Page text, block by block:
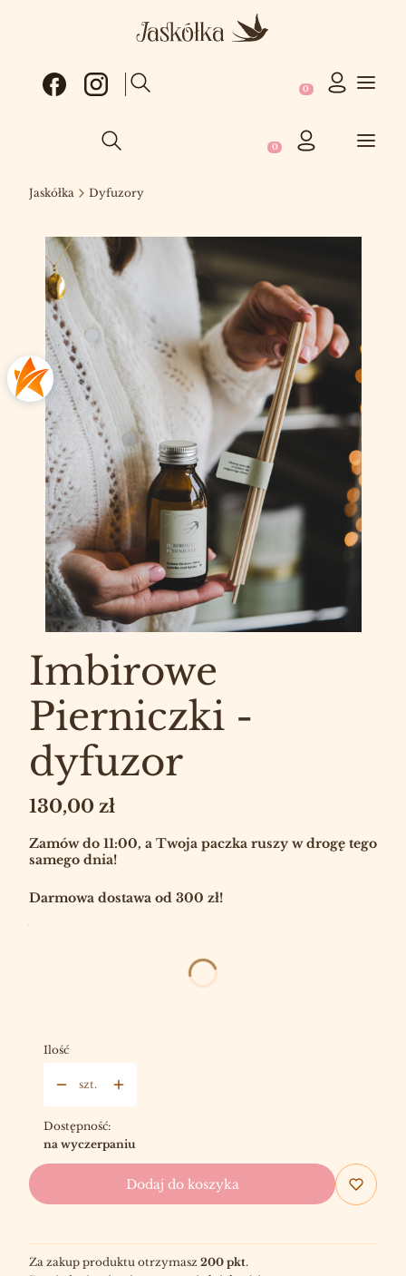
Otwórz wyszukiwarkę Produkty w
Otwórz wyszukiwarkę Produkty w koszyku:
Jaskółka Dyfuzory
Imbirowe
Pierniczki -
dyfuzor
Cena
130,00 zł
Zamów do 11:00, a Twoja paczka ruszy w drogę tego
samego dnia!
Darmowa dostawa od 300 zł!
OPCJONALNE
Ilość
szt.
Dostępność:
na wyczerpaniu
Dodaj do koszyka
Za zakup produktu otrzymasz 200 pkt.